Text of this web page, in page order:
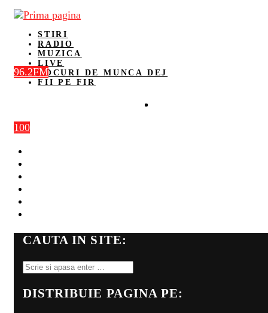
STIRI
RADIO
MUZICA
LIVE
LOCURI DE MUNCA DEJ
FII PE FIR
100
96.2FM
CAUTA IN SITE:
DISTRIBUIE PAGINA PE: